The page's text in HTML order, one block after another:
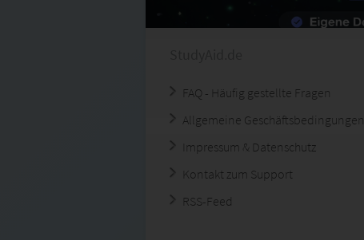
FAQ - Häufig gestellte Fragen
Allgemeine Geschäftsbedingungen
Impressum & Datenschutz
Kontakt zum Support
RSS-Feed